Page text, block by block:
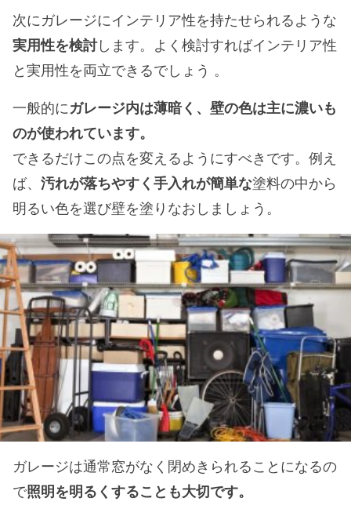
次にガレージにインテリア性を持たせられるような
実用性を検討します。よく検討すればインテリア性
と実用性を両立できるでしょう 。
一般的にガレージ内は薄暗く、壁の色は主に濃いも
のが使われています。
できるだけこの点を変えるようにすべきです。例え
ば、 汚れが落ちやすく手入れが簡単な塗料の中から
明るい色を選び壁を塗りなおしましょう。
ガレージは通常窓がなく閉めきられることになるの
で照明を明るくすることも大切です。